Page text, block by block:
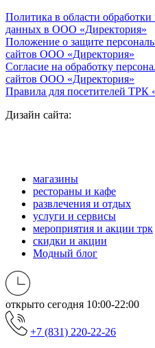
Политика в области
данных в ООО «Директория»
Положение о защите
сайтов ООО «Директория»
Согласие на обработку
сайтов ООО «Директория»
Правила для посетителей ТРК
Дизайн сайта:
магазины
рестораны и кафе
развлечения и отдых
услуги и сервисы
мероприятия и акции трк
скидки и акции
Модный блог
открыто сегодня 10:00-22:00
+7 (831) 220-22-26